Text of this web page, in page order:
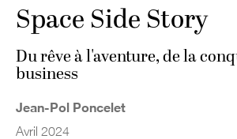
Space Side Story
Du rêve à l'aventure, de la
business
Jean-Pol Poncelet
Avril 2024